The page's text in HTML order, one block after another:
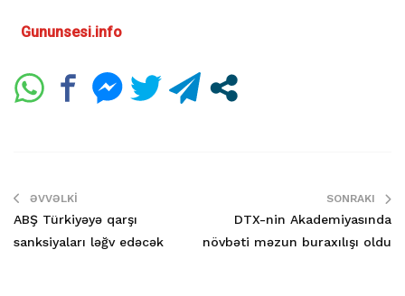
Gununsesi.info
ƏVVƏLKI
ABŞ Türkiyəyə qarşı
sanksiyaları ləğv edəcək
SONRAKI
DTX-nin Akademiyasında
növbəti məzun buraxılışı oldu